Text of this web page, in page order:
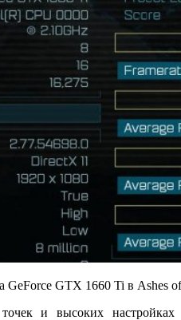
GeForce GTX 1660 Ti в Ashes
и высоких настройках